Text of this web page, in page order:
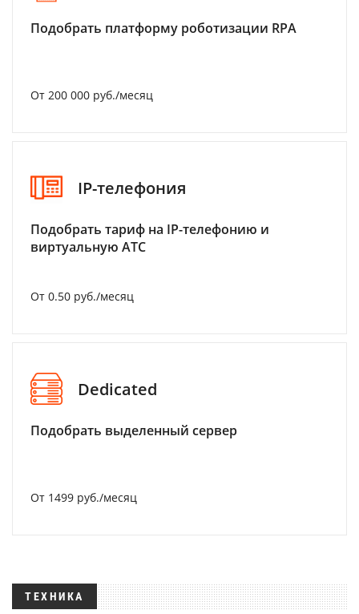
Подобрать платформу роботизации RPA
От 200 000 руб./месяц
IP-телефония
Подобрать тариф на IP-телефонию и
виртуальную АТС
От 0.50 руб./месяц
Dedicated
Подобрать выделенный сервер
От 1499 руб./месяц
ТЕХНИКА